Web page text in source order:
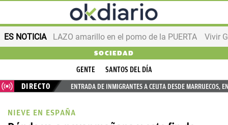
ES NOTICIA LAZO amarillo en el pomo de la PUERTA Vivir
SOCIEDAD
GENTE
SANTOS DEL DÍA
DIRECTO
ENTRADA DE INMIGRANTES A CEUTA DESDE MARRUECOS,
NIEVE EN ESPAÑA